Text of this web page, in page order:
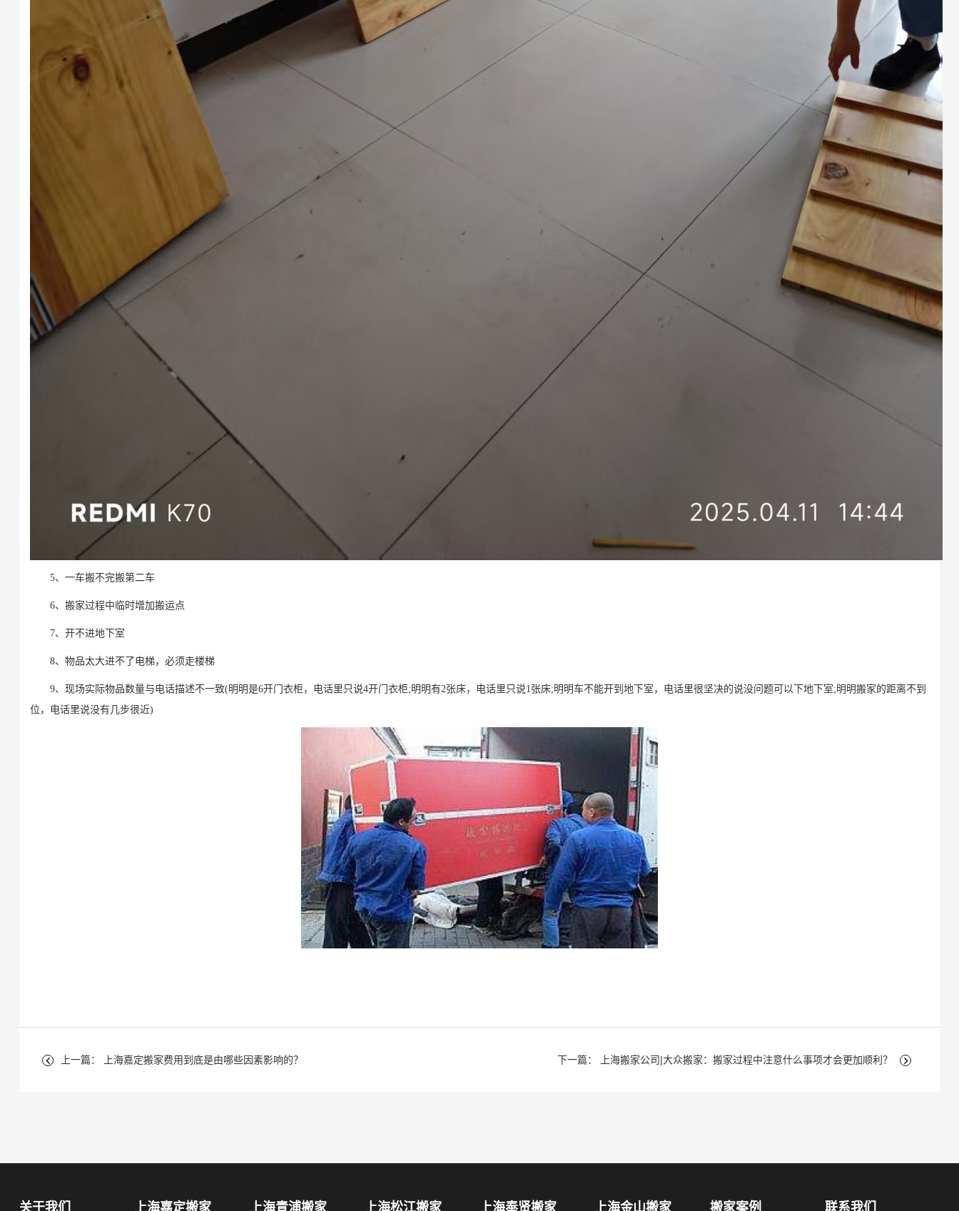
5、一车搬不完搬第二车
6、搬家过程中临时增加搬运点
7、开不进地下室
8、物品太大进不了电梯，必须走楼梯
9、现场实际物品数量与电话描述不一致(明明是6开门衣柜，电话里只说4开门衣柜;明明有2张床，电话里只说1张床;明明车不能开到地下室，电话里很坚决的说没问题可以下地下室;明明搬家的距离不到
位，电话里说没有几步很近)
上一篇： 上海嘉定搬家费用到底是由哪些因素影响的？ 下一篇： 上海搬家公司|大众搬家：搬家过程中注意什么事项才会更加顺利？
关于我们 上海嘉定搬家 上海青浦搬家 上海松江搬家 上海奉贤搬家 上海金山搬家 搬家案例 联系我们